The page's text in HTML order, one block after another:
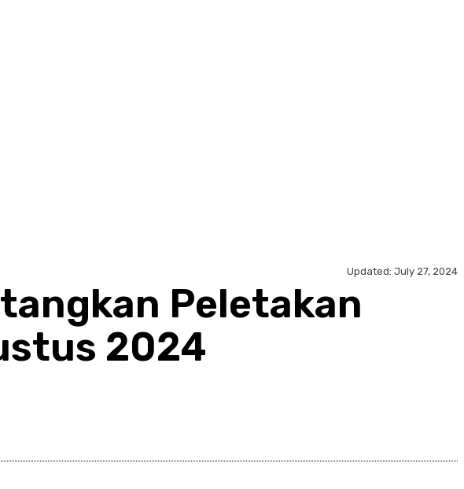
Updated: July 27, 2024
Peletakan
2024